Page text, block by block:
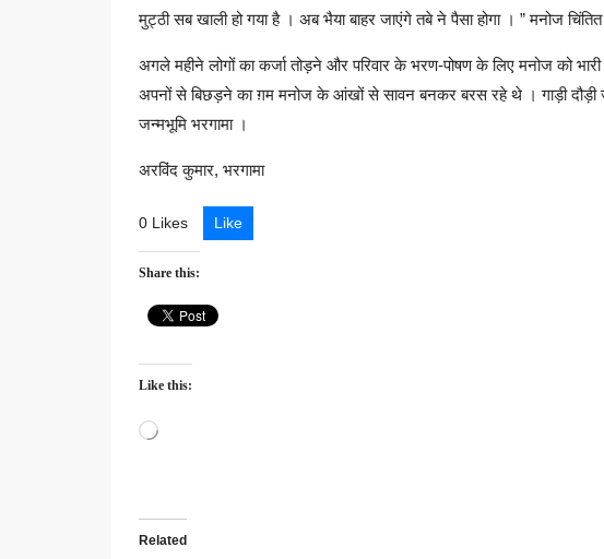
मुट्ठी सब खाली हो गया है । अब भैया बाहर जाएंगे तबे ने पैसा होगा । ” मनोज
अगले महीने लोगों का कर्जा तोड़ने और परिवार के भरण-पोषण के लिए मनोज को
अपनों से बिछड़ने का ग़म मनोज के आंखों से सावन बनकर बरस रहे थे । गाड़ी दौड़ी
जन्मभूमि भरगामा ।
अरविंद कुमार, भरगामा
0 Likes Like
Share this:
Like this:
Loading…
Related